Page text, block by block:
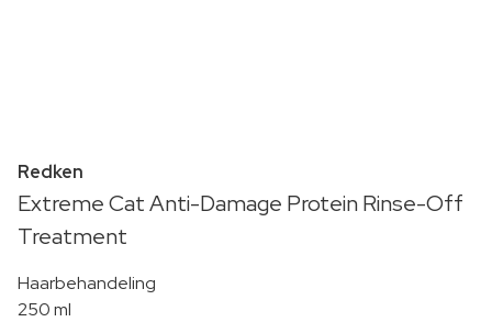
Redken
Extreme Cat Anti-Damage Protein Rinse-Off
Treatment
Haarbehandeling
250 ml